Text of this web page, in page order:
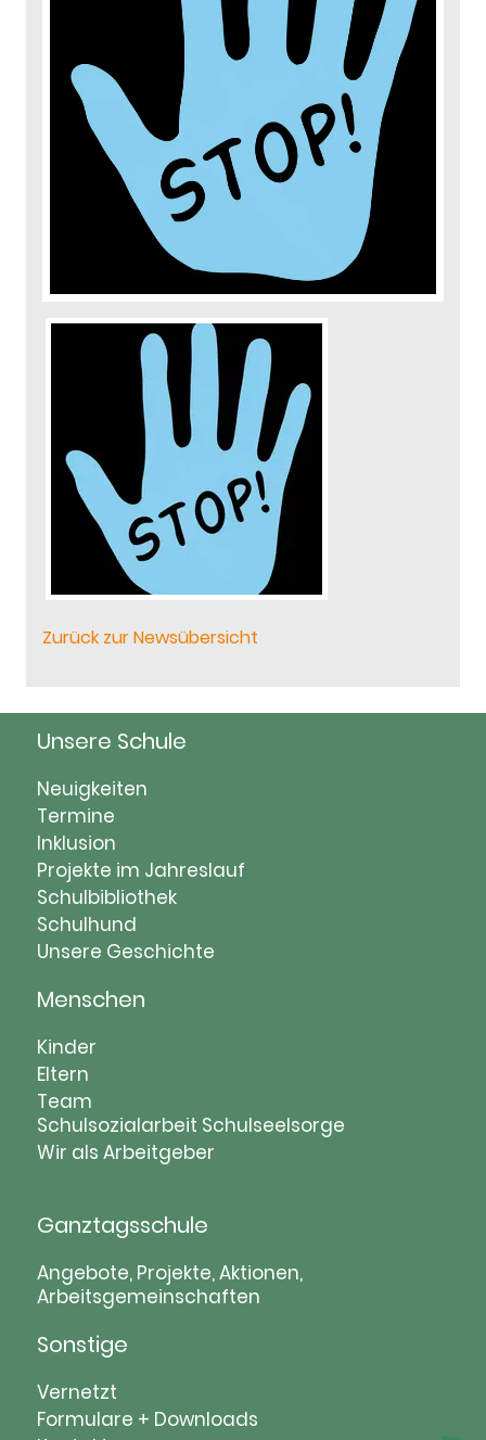
Zurück zur Newsübersicht
Unsere Schule
Navigation
überspringen
Neuigkeiten
Termine
Inklusion
Projekte im Jahreslauf
Schulbibliothek
Schulhund
Unsere Geschichte
Menschen
Navigation
überspringen
Kinder
Eltern
Team
Schulsozialarbeit Schulseelsorge
Wir als Arbeitgeber
Ganztagsschule
Navigation
überspringen
Angebote, Projekte, Aktionen,
Arbeitsgemeinschaften
Sonstige
Navigation
überspringen
Vernetzt
Formulare + Downloads